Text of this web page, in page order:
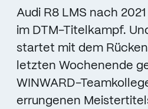
Audi R8 LMS nach
im DTM-Titelkampf.
startet mit dem
letzten Wochenende
WINWARD-
errungenen